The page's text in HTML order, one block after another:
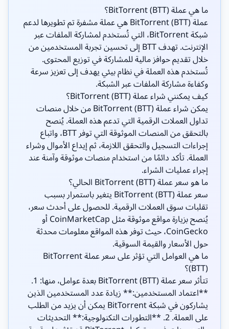
ما هي عملة BitTorrent (BTT)؟
عملة BitTorrent (BTT) هي عملة مشفرة تم تطويرها لدعم
شبكة BitTorrent، التي تُستخدم لمشاركة الملفات عبر
الإنترنت. تهدف BTT إلى تحسين تجربة المستخدمين من
خلال تقديم حوافز مالية للمشاركة في توزيع المحتوى.
تُستخدم هذه العملة في نظام بيئي يهدف إلى تعزيز سرعة
وكفاءة مشاركة الملفات عبر الشبكة.
كيف يمكنني شراء عملة BitTorrent (BTT)؟
يمكن شراء عملة BitTorrent (BTT) من خلال منصات
تداول العملات الرقمية التي تدعم هذه العملة. يُنصح
بالتحقق من المنصات الموثوقة التي توفر BTT، واتباع
إجراءات التسجيل والتحقق اللازمة، ثم إيداع الأموال وشراء
العملة. تأكد دائمًا من استخدام منصات موثوقة وآمنة عند
إجراء عمليات الشراء.
ما هو سعر عملة BitTorrent (BTT) الحالي؟
سعر عملة BitTorrent (BTT) يتغير باستمرار بسبب
تقلبات سوق العملات الرقمية. للحصول على أحدث سعر،
يُنصح بزيارة مواقع موثوقة مثل CoinMarketCap أو
CoinGecko، حيث توفر هذه المواقع معلومات محدثة
حول الأسعار والقيمة السوقية.
ما هي العوامل التي تؤثر على سعر عملة BitTorrent
(BTT)؟
تتأثر سعر عملة BitTorrent (BTT) بعدة عوامل، منها: 1.
**اعتماد المستخدمين:** زيادة عدد المستخدمين الذين
يشاركون في شبكة BitTorrent يمكن أن يزيد من الطلب
على العملة. 2. **التطورات التكنولوجية:** التحديثات